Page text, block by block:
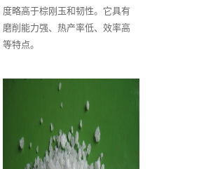
度略高于棕刚玉和韧性。它具有
磨削能力强、热产率低、效率高
等特点。